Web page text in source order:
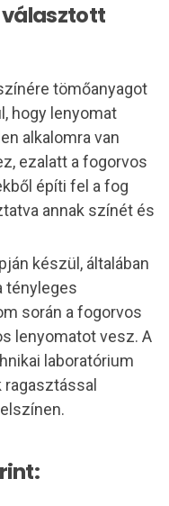
választott
tömőanyagot
hogy lenyomat
alkalomra van
ezalatt a fogorvos
építi fel a fog
annak színét és
készül, általában
tényleges
során a fogorvos
lenyomatot vesz. A
laboratórium